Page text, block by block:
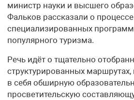
министр науки и высшего
Фальков рассказали о
специализированных
популярного туризма.
Речь идёт о тщательно
структурированных
в себя обширную
просветительскую